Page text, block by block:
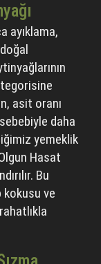
ayıklama,
asit oranı
daha
yemeklik
Hasat
Bu
kokusu ve